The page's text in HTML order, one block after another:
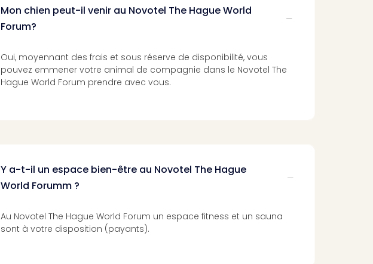
Mon chien peut-il venir au Novotel The Hague World
Forum?
Oui, moyennant des frais et sous réserve de disponibilité, vous
pouvez emmener votre animal de compagnie dans le Novotel The
Hague World Forum prendre avec vous.
Y a-t-il un espace bien-être au Novotel The Hague
World Forumm ?
Au Novotel The Hague World Forum un espace fitness et un sauna
sont à votre disposition (payants).